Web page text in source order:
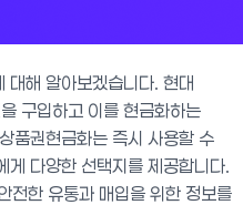
대해 알아보겠습니다. 현대
구입하고 이를 현금화하는
품권현금화는 즉시 사용할 수
게 다양한 선택지를 제공합니다.
전한 유통과 매입을 위한 정보를